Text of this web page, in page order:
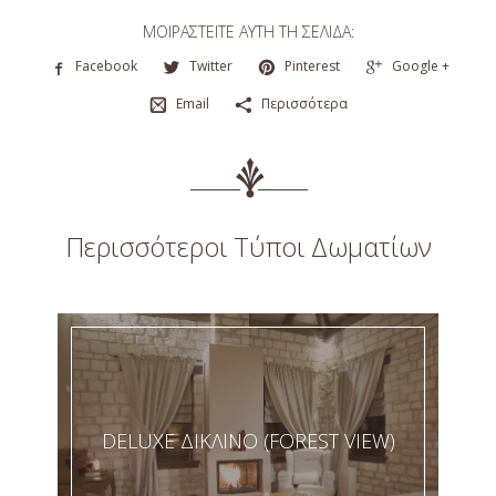
ΜΟΙΡΑΣΤΕΊΤΕ ΑΥΤΉ ΤΗ ΣΕΛΊΔΑ:
Facebook Twitter Pinterest
Google +
Email
Περισσότερα
Περισσότεροι Τύποι Δωματίων
DELUXE ΔΙΚΛΙΝΟ (FOREST VIEW)